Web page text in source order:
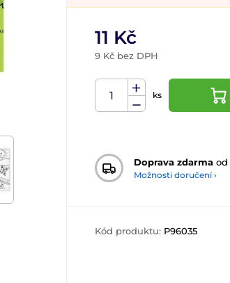
11 Kč
9 Kč bez DPH
ks
Doprava zdarma od
Možnosti doručení ›
Kód produktu: P96035